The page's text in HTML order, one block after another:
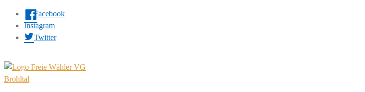
Facebook
Instagram
Twitter